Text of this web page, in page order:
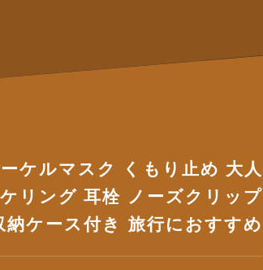
ケルマスク くもり止め 大人
リング 耳栓 ノーズクリップ
ケース付き 旅行におすすめ